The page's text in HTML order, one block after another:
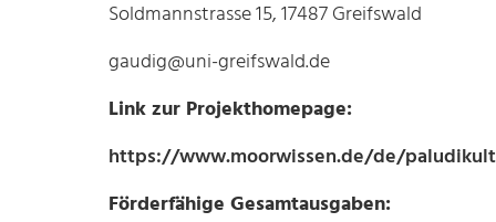
Soldmannstrasse 15, 17487 Greifswald
gaudig@uni-greifswald.de
Link zur Projekthomepage:
https://www.moorwissen.de/de/
Förderfähige Gesamtausgaben: